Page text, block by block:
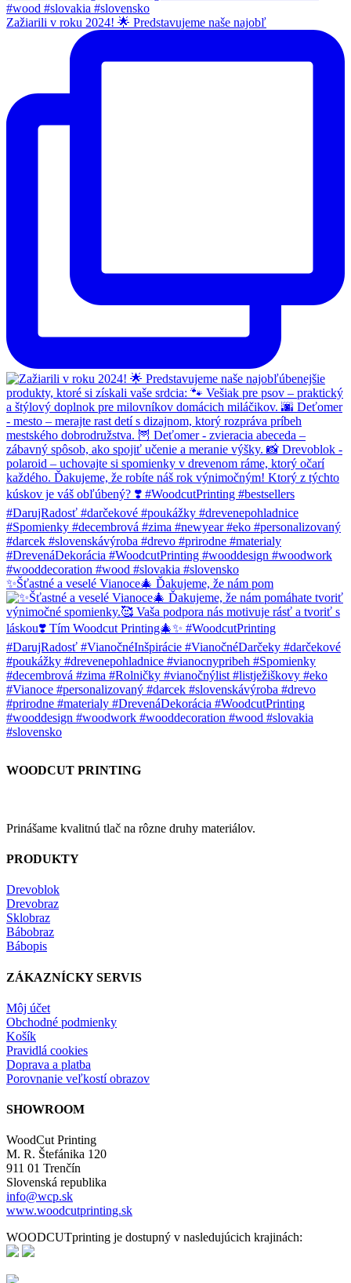
Zažiarili v roku 2024! 🌟 Predstavujeme naše najobľ
✨Šťastné a veselé Vianoce🎄 Ďakujeme, že nám pom
WOODCUT PRINTING
Prinášame kvalitnú tlač na rôzne druhy materiálov.
PRODUKTY
Drevoblok
Drevobraz
Sklobraz
Bábobraz
Bábopis
ZÁKAZNÍCKY SERVIS
Môj účet
Obchodné podmienky
Košík
Pravidlá cookies
Doprava a platba
Porovnanie veľkostí obrazov
SHOWROOM
WoodCut Printing
M. R. Štefánika 120
911 01 Trenčín
Slovenská republika
info@wcp.sk
www.woodcutprinting.sk
WOODCUTprinting je dostupný v nasledujúcich krajinách: